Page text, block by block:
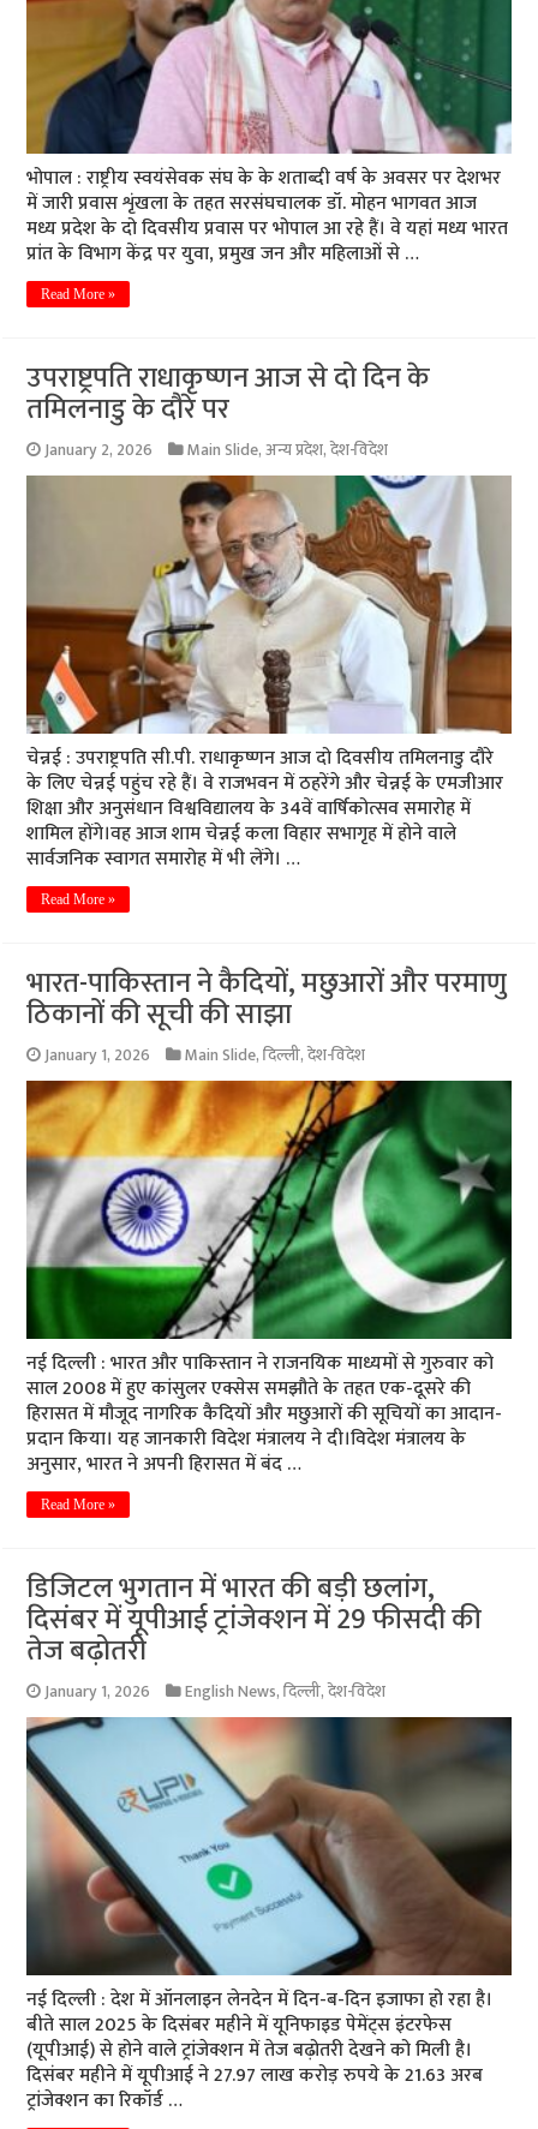
भोपाल : राष्ट्रीय स्वयंसेवक संघ के के शताब्दी वर्ष के अवसर पर देशभर
में जारी प्रवास शृंखला के तहत सरसंघचालक डॉ. मोहन भागवत आज
मध्य प्रदेश के दो दिवसीय प्रवास पर भोपाल आ रहे हैं। वे यहां मध्य भारत
प्रांत के विभाग केंद्र पर युवा, प्रमुख जन और महिलाओं से …
Read More »
उपराष्ट्रपति राधाकृष्णन आज से दो दिन के
तमिलनाडु के दौरे पर
January 2, 2026 Main Slide,अन्य प्रदेश,देश-विदेश
चेन्नई : उपराष्ट्रपति सी.पी. राधाकृष्णन आज दो दिवसीय तमिलनाडु दौरे
के लिए चेन्नई पहुंच रहे हैं। वे राजभवन में ठहरेंगे और चेन्नई के एमजीआर
शिक्षा और अनुसंधान विश्वविद्यालय के 34वें वार्षिकोत्सव समारोह में
शामिल होंगे।वह आज शाम चेन्नई कला विहार सभागृह में होने वाले
सार्वजनिक स्वागत समारोह में भी लेंगे। …
Read More »
भारत-पाकिस्तान ने कैदियों, मछुआरों और परमाणु
ठिकानों की सूची की साझा
January 1, 2026 Main Slide,दिल्ली,देश-विदेश
नई दिल्ली : भारत और पाकिस्तान ने राजनयिक माध्यमों से गुरुवार को
साल 2008 में हुए कांसुलर एक्सेस समझौते के तहत एक-दूसरे की
हिरासत में मौजूद नागरिक कैदियों और मछुआरों की सूचियों का आदान-
प्रदान किया। यह जानकारी विदेश मंत्रालय ने दी।विदेश मंत्रालय के
अनुसार, भारत ने अपनी हिरासत में बंद …
Read More »
डिजिटल भुगतान में भारत की बड़ी छलांग,
दिसंबर में यूपीआई ट्रांजेक्शन में 29 फीसदी की
तेज बढ़ोतरी
January 1, 2026 English News,दिल्ली,देश-विदेश
नई दिल्‍ली : देश में ऑनलाइन लेनदेन में दिन-ब-दिन इजाफा हो रहा है।
बीते साल 2025 के दिसंबर महीने में यूनिफाइड पेमेंट्स इंटरफेस
(यूपीआई) से होने वाले ट्रांजेक्शन में तेज बढ़ोतरी देखने को मिली है।
दिसंबर महीने में यूपीआई ने 27.97 लाख करोड़ रुपये के 21.63 अरब
ट्रांजेक्शन का रिकॉर्ड …